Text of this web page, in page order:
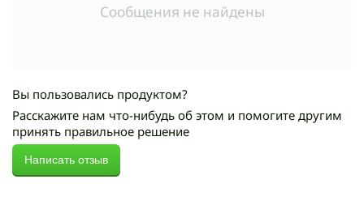
Сообщения не найдены
Вы пользовались продуктом?
Расскажите нам что-нибудь об этом и помогите другим
принять правильное решение
Написать отзыв